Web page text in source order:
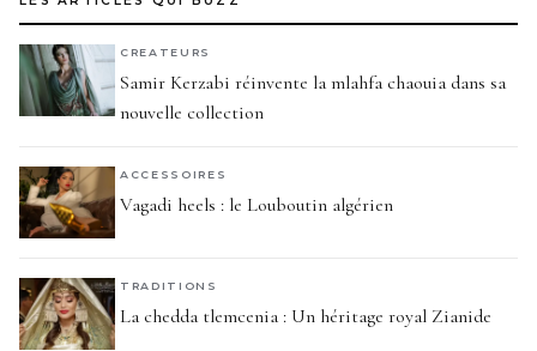
CREATEURS
Samir Kerzabi réinvente la mlahfa chaouia dans sa
nouvelle collection
ACCESSOIRES
Vagadi heels : le Louboutin algérien
TRADITIONS
La chedda tlemcenia : Un héritage royal Zianide